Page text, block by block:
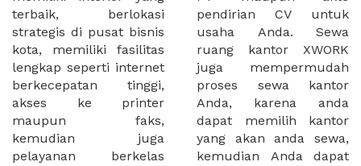
terbaik, berlokasi
strategis di pusat bisnis
kota, memiliki fasilitas
lengkap seperti internet
berkecepatan tinggi,
akses ke printer
maupun faks,
kemudian juga
pelayanan berkelas
pendirian CV untuk
usaha Anda. Sewa
ruang kantor XWORK
juga mempermudah
proses sewa kantor
Anda, karena anda
dapat memilih kantor
yang akan anda sewa,
kemudian Anda dapat